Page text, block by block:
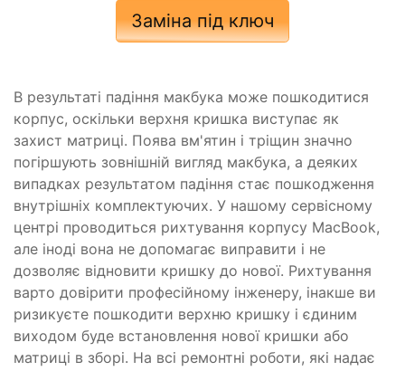
Заміна під ключ
В результаті падіння макбука може пошкодитися
корпус, оскільки верхня кришка виступає як
захист матриці. Поява вм'ятин і тріщин значно
погіршують зовнішній вигляд макбука, а деяких
випадках результатом падіння стає пошкодження
внутрішніх комплектуючих. У нашому сервісному
центрі проводиться рихтування корпусу MacBook,
але іноді вона не допомагає виправити і не
дозволяє відновити кришку до нової. Рихтування
варто довірити професійному інженеру, інакше ви
ризикуєте пошкодити верхню кришку і єдиним
виходом буде встановлення нової кришки або
матриці в зборі. На всі ремонтні роботи, які надає